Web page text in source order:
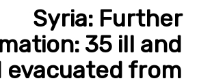
Syria: Further
35 ill and
evacuated from